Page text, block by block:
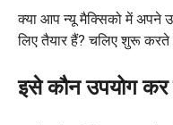
क्या आप न्यू मैक्सिको में अपने
लिए तैयार हैं? चलिए शुरू करते
इसे कौन उपयोग